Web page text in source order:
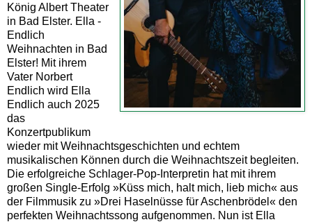
König Albert Theater
in Bad Elster. Ella -
Endlich
Weihnachten in Bad
Elster! Mit ihrem
Vater Norbert
Endlich wird Ella
Endlich auch 2025
das
Konzertpublikum
wieder mit Weihnachtsgeschichten und echtem
musikalischen Können durch die Weihnachtszeit begleiten.
Die erfolgreiche Schlager-Pop-Interpretin hat mit ihrem
großen Single-Erfolg »Küss mich, halt mich, lieb mich« aus
der Filmmusik zu »Drei Haselnüsse für Aschenbrödel« den
perfekten Weihnachtssong aufgenommen. Nun ist Ella